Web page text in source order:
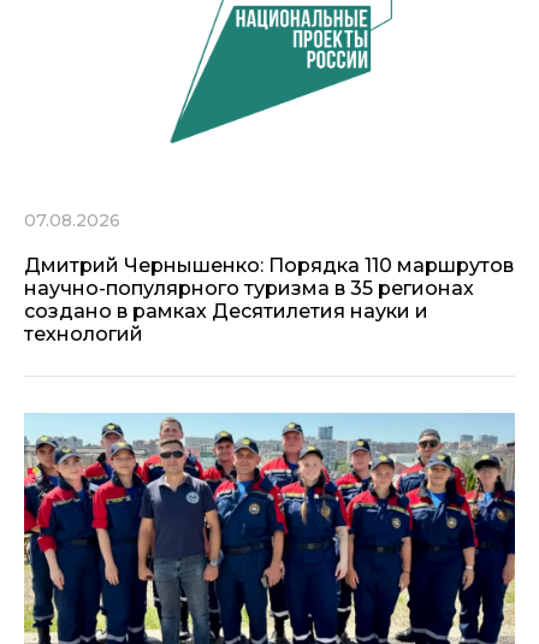
07.08.2026
Дмитрий Чернышенко: Порядка 110 маршрутов
научно-популярного туризма в 35 регионах
создано в рамках Десятилетия науки и
технологий